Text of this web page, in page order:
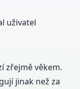
uživatel
zřejmě věkem.
jinak než za